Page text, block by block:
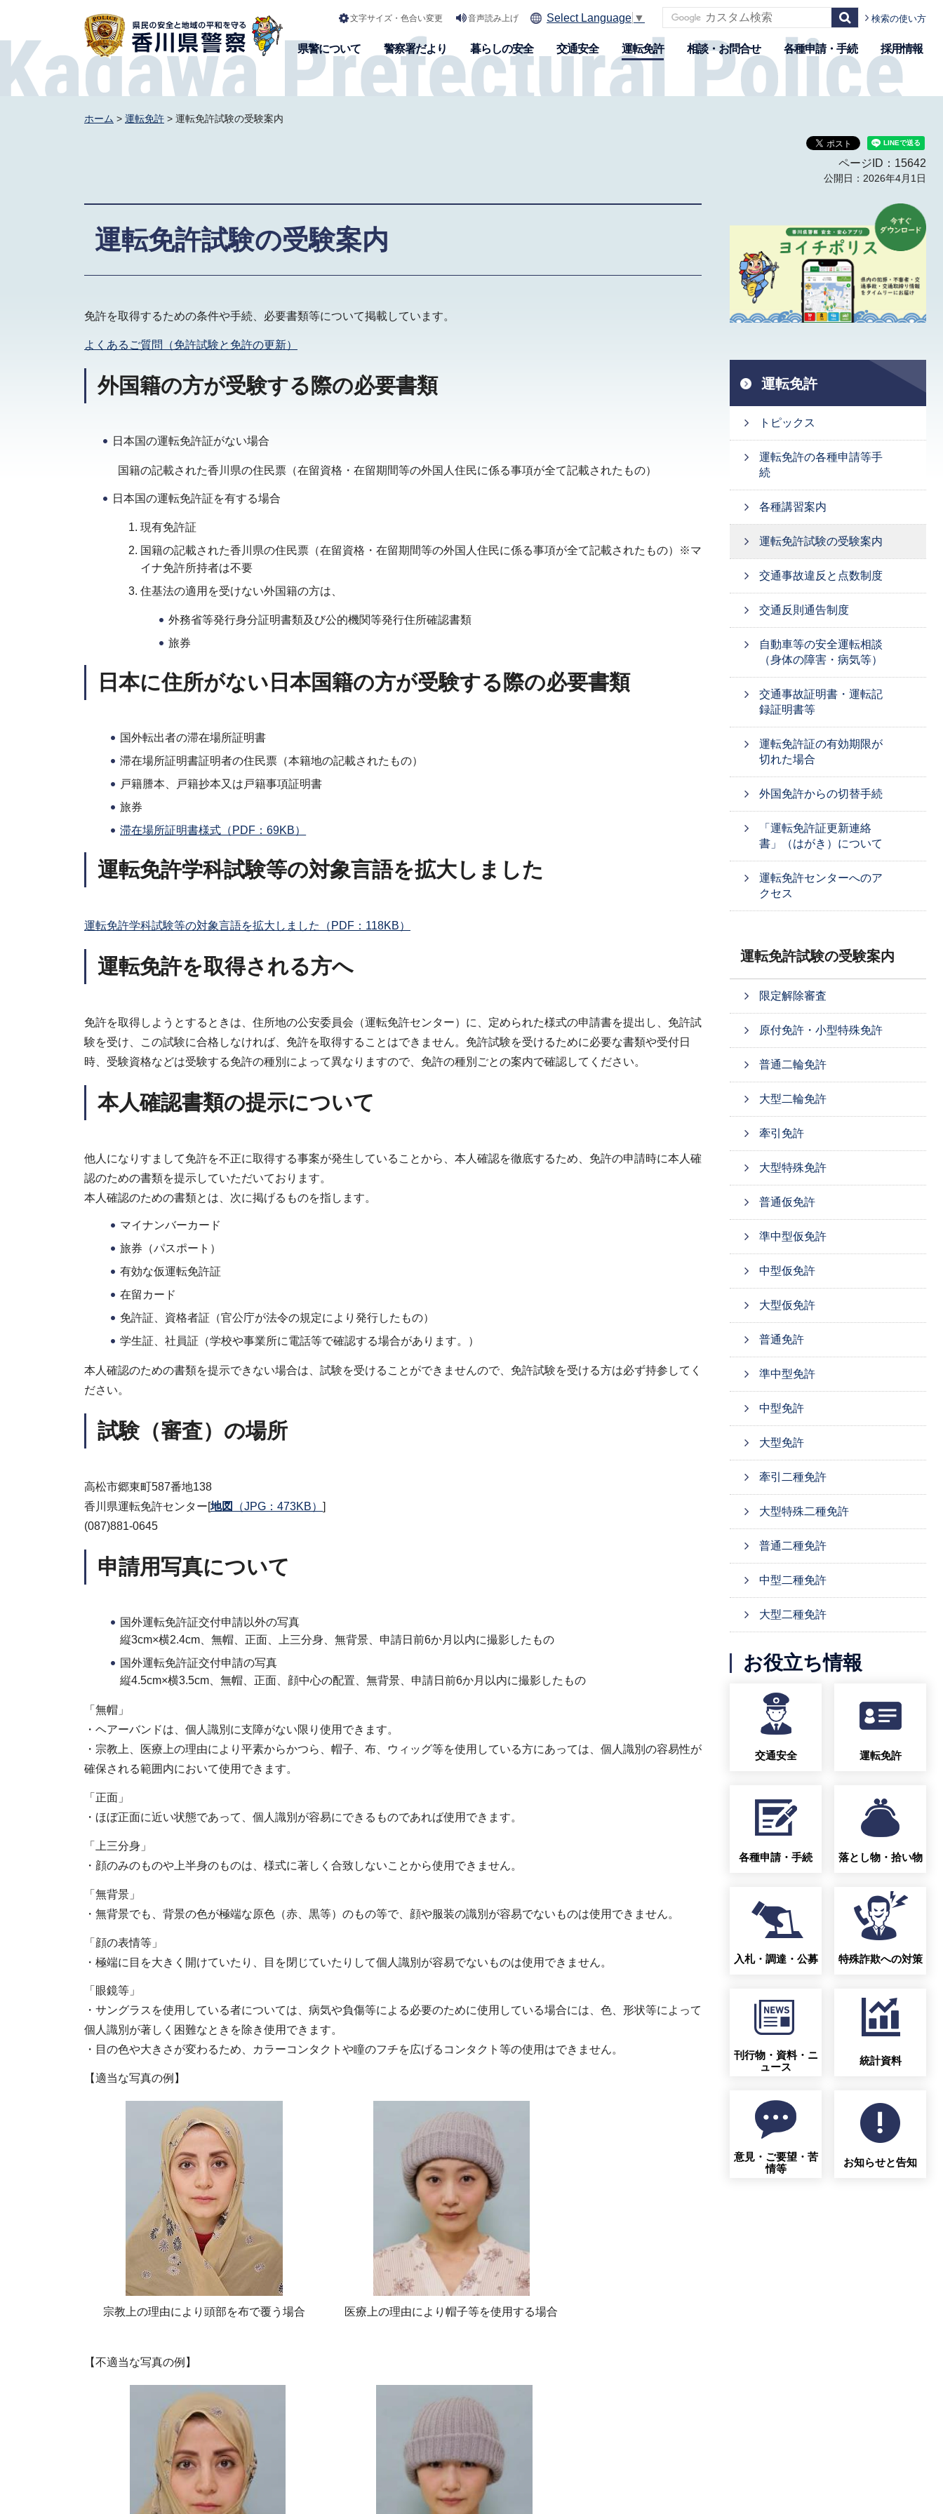
香川県警察 文字サイズ・色合い変更 音声読み上げ Select Language ▼ 検索の使い方
県警について 警察署だより 暮らしの安全 交通安全 運転免許 相談・お問合せ 各種申請・手続 採用情報
ホーム > 運転免許 > 運転免許試験の受験案内
ページID：15642
公開日：2026年4月1日
運転免許試験の受験案内
免許を取得するための条件や手続、必要書類等について掲載しています。
よくあるご質問（免許試験と免許の更新）
外国籍の方が受験する際の必要書類
日本国の運転免許証がない場合
国籍の記載された香川県の住民票（在留資格・在留期間等の外国人住民に係る事項が全て記載されたもの）
日本国の運転免許証を有する場合
現有免許証
国籍の記載された香川県の住民票（在留資格・在留期間等の外国人住民に係る事項が全て記載されたもの）※マ
イナ免許所持者は不要
住基法の適用を受けない外国籍の方は、
外務省等発行身分証明書類及び公的機関等発行住所確認書類
旅券
日本に住所がない日本国籍の方が受験する際の必要書類
国外転出者の滞在場所証明書
滞在場所証明書証明者の住民票（本籍地の記載されたもの）
戸籍謄本、戸籍抄本又は戸籍事項証明書
旅券
滞在場所証明書様式（PDF：69KB）
運転免許学科試験等の対象言語を拡大しました
運転免許学科試験等の対象言語を拡大しました（PDF：118KB）
運転免許を取得される方へ
免許を取得しようとするときは、住所地の公安委員会（運転免許センター）に、定められた様式の申請書を提出し、免許試
験を受け、この試験に合格しなければ、免許を取得することはできません。免許試験を受けるために必要な書類や受付日
時、受験資格などは受験する免許の種別によって異なりますので、免許の種別ごとの案内で確認してください。
本人確認書類の提示について
他人になりすまして免許を不正に取得する事案が発生していることから、本人確認を徹底するため、免許の申請時に本人確
認のための書類を提示していただいております。
本人確認のための書類とは、次に掲げるものを指します。
マイナンバーカード
旅券（パスポート）
有効な仮運転免許証
在留カード
免許証、資格者証（官公庁が法令の規定により発行したもの）
学生証、社員証（学校や事業所に電話等で確認する場合があります。）
本人確認のための書類を提示できない場合は、試験を受けることができませんので、免許試験を受ける方は必ず持参してく
ださい。
試験（審査）の場所
高松市郷東町587番地138
香川県運転免許センター[地図 （JPG：473KB） ]
(087)881-0645
申請用写真について
国外運転免許証交付申請以外の写真
縦3cm×横2.4cm、無帽、正面、上三分身、無背景、申請日前6か月以内に撮影したもの
国外運転免許証交付申請の写真
縦4.5cm×横3.5cm、無帽、正面、顔中心の配置、無背景、申請日前6か月以内に撮影したもの
「無帽」
・ヘアーバンドは、個人識別に支障がない限り使用できます。
・宗教上、医療上の理由により平素からかつら、帽子、布、ウィッグ等を使用している方にあっては、個人識別の容易性が
確保される範囲内において使用できます。
「正面」
・ほぼ正面に近い状態であって、個人識別が容易にできるものであれば使用できます。
「上三分身」
・顔のみのものや上半身のものは、様式に著しく合致しないことから使用できません。
「無背景」
・無背景でも、背景の色が極端な原色（赤、黒等）のもの等で、顔や服装の識別が容易でないものは使用できません。
「顔の表情等」
・極端に目を大きく開けていたり、目を閉じていたりして個人識別が容易でないものは使用できません。
「眼鏡等」
・サングラスを使用している者については、病気や負傷等による必要のために使用している場合には、色、形状等によって
個人識別が著しく困難なときを除き使用できます。
・目の色や大きさが変わるため、カラーコンタクトや瞳のフチを広げるコンタクト等の使用はできません。
【適当な写真の例】
宗教上の理由により頭部を布で覆う場合 医療上の理由により帽子等を使用する場合
【不適当な写真の例】
運転免許
トピックス
運転免許の各種申請等手
続
各種講習案内
運転免許試験の受験案内
交通事故違反と点数制度
交通反則通告制度
自動車等の安全運転相談
（身体の障害・病気等）
交通事故証明書・運転記
録証明書等
運転免許証の有効期限が
切れた場合
外国免許からの切替手続
「運転免許証更新連絡
書」（はがき）について
運転免許センターへのア
クセス
運転免許試験の受験案内
限定解除審査
原付免許・小型特殊免許
普通二輪免許
大型二輪免許
牽引免許
大型特殊免許
普通仮免許
準中型仮免許
中型仮免許
大型仮免許
普通免許
準中型免許
中型免許
大型免許
牽引二種免許
大型特殊二種免許
普通二種免許
中型二種免許
大型二種免許
お役立ち情報
交通安全 運転免許
各種申請・手続 落とし物・拾い物
入札・調達・公募 特殊詐欺への対策
刊行物・資料・ニ
ュース
統計資料
意見・ご要望・苦
情等
お知らせと告知